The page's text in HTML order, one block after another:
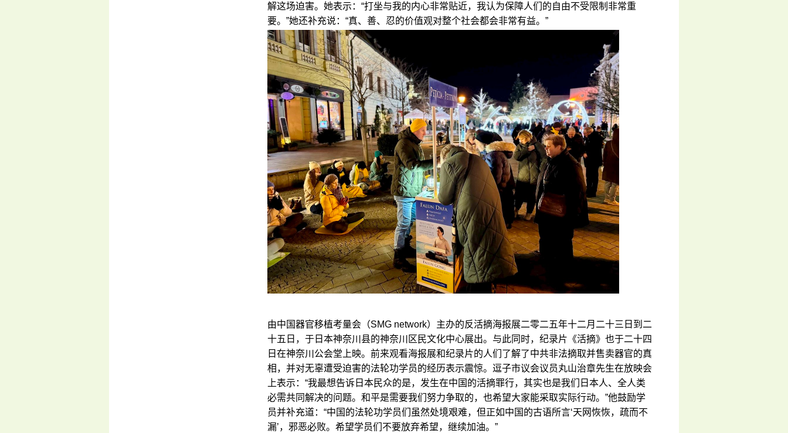
解这场迫害。她表示：“打坐与我的内心非常贴近，我认为保障人们的自由不受限制非常重
要。”她还补充说：“真、善、忍的价值观对整个社会都会非常有益。”
由中国器官移植考量会（SMG network）主办的反活摘海报展二零二五年十二月二十三日到二
十五日，于日本神奈川县的神奈川区民文化中心展出。与此同时，纪录片《活摘》也于二十四
日在神奈川公会堂上映。前来观看海报展和纪录片的人们了解了中共非法摘取并售卖器官的真
相，并对无辜遭受迫害的法轮功学员的经历表示震惊。逗子市议会议员丸山治章先生在放映会
上表示：“我最想告诉日本民众的是，发生在中国的活摘罪行，其实也是我们日本人、全人类
必需共同解决的问题。和平是需要我们努力争取的，也希望大家能采取实际行动。”他鼓励学
员并补充道：“中国的法轮功学员们虽然处境艰难，但正如中国的古语所言‘天网恢恢，疏而不
漏’，邪恶必败。希望学员们不要放弃希望，继续加油。”